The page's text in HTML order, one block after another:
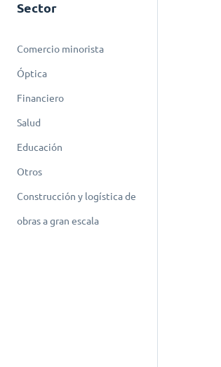
Sector
Comercio minorista
Óptica
Financiero
Salud
Educación
Otros
Construcción y logística de
obras a gran escala